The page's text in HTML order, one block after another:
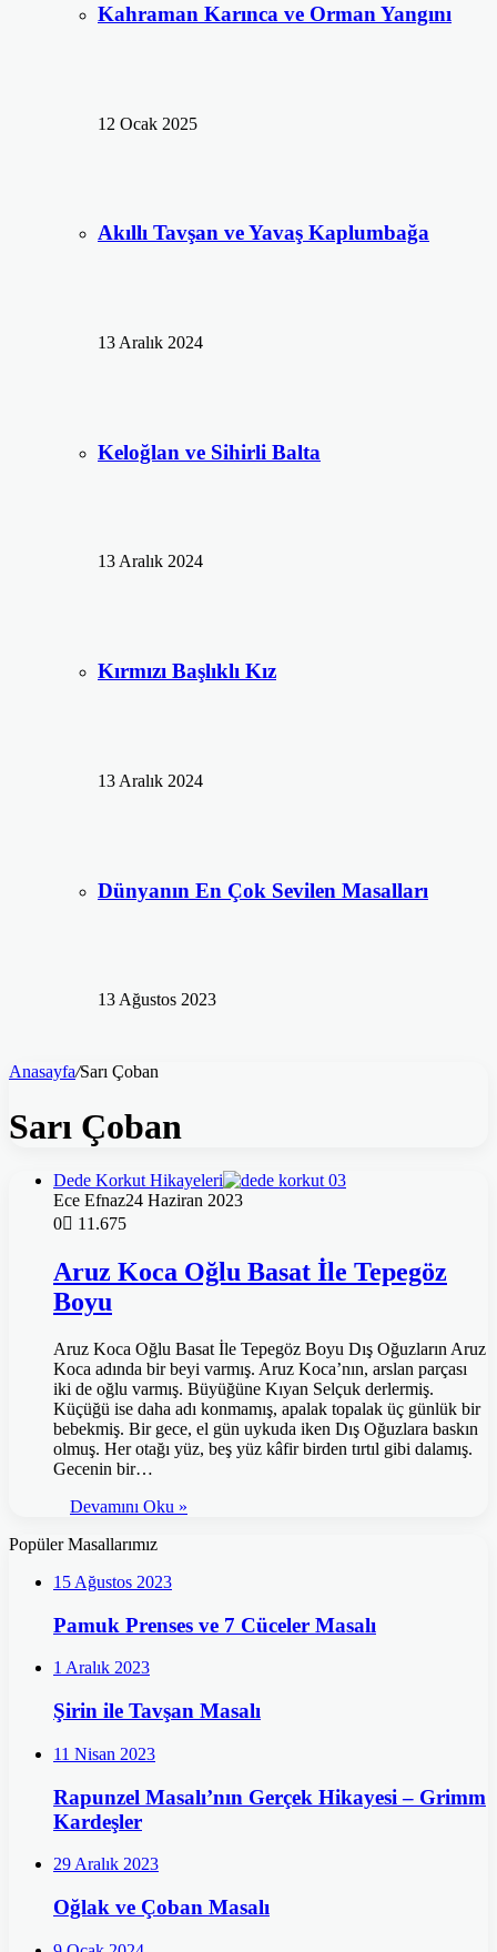
Kahraman Karınca ve Orman Yangını
12 Ocak 2025
Akıllı Tavşan ve Yavaş Kaplumbağa
13 Aralık 2024
Keloğlan ve Sihirli Balta
13 Aralık 2024
Kırmızı Başlıklı Kız
13 Aralık 2024
Dünyanın En Çok Sevilen Masalları
13 Ağustos 2023
Anasayfa/Sarı Çoban
Sarı Çoban
Dede Korkut Hikayeleri
Ece Efnaz24 Haziran 2023
0
11.675
Aruz Koca Oğlu Basat İle Tepegöz
Boyu
Aruz Koca Oğlu Basat İle Tepegöz Boyu Dış Oğuzların Aruz
Koca adında bir beyi varmış. Aruz Koca’nın, arslan parçası
iki de oğlu varmış. Büyüğüne Kıyan Selçuk derlermiş.
Küçüğü ise daha adı konmamış, apalak topalak üç günlük bir
bebekmiş. Bir gece, el gün uykuda iken Dış Oğuzlara baskın
olmuş. Her otağı yüz, beş yüz kâfir birden tırtıl gibi dalamış.
Gecenin bir…
Devamını Oku »
Popüler Masallarımız
15 Ağustos 2023
Pamuk Prenses ve 7 Cüceler Masalı
1 Aralık 2023
Şirin ile Tavşan Masalı
11 Nisan 2023
Rapunzel Masalı’nın Gerçek Hikayesi – Grimm
Kardeşler
29 Aralık 2023
Oğlak ve Çoban Masalı